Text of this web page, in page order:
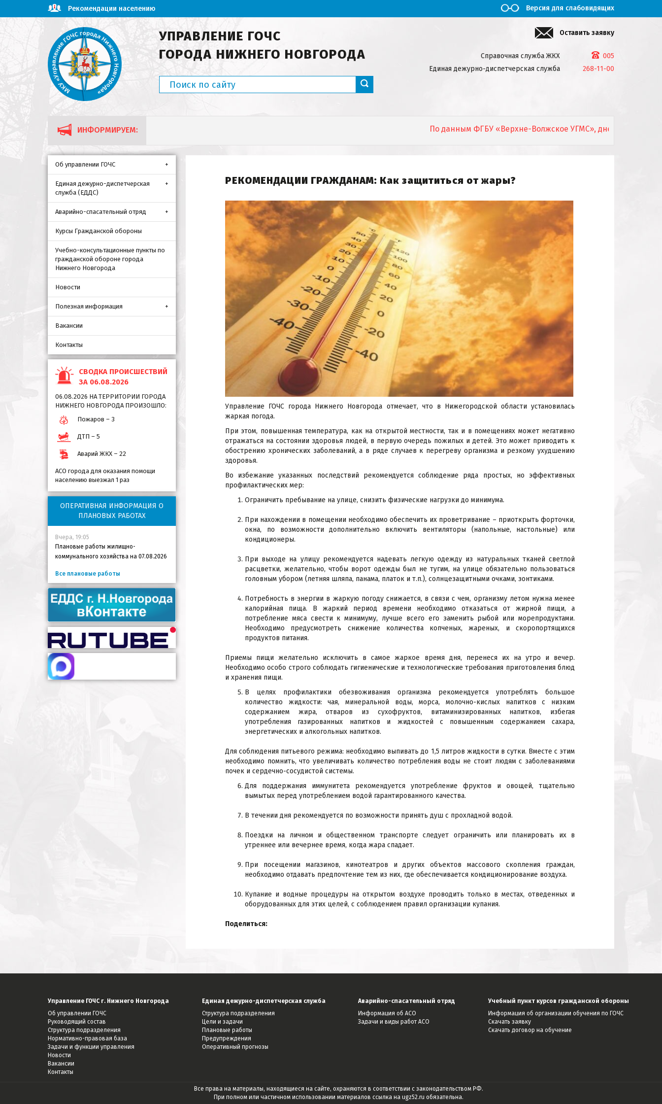
Рекомендации населению Версия для слабовидящих
УПРАВЛЕНИЕ ГОЧС
ГОРОДА НИЖНЕГО НОВГОРОДА
Оставить заявку
Справочная служба ЖКХ
005
Единая дежурно-диспетчерская служба
268-11-00
ИНФОРМИРУЕМ: По данным ФГБУ «Верхне-Волжское УГМС», днем 7 августа
Об управлении ГОЧС
Единая дежурно-диспетчерская
служба (ЕДДС)
Аварийно-спасательный отряд
Курсы Гражданской обороны
Учебно-консультационные пункты по
гражданской обороне города
Нижнего Новгорода
Новости
Полезная информация
Вакансии
Контакты
СВОДКА ПРОИСШЕСТВИЙ
ЗА 06.08.2026
06.08.2026 НА ТЕРРИТОРИИ ГОРОДА
НИЖНЕГО НОВГОРОДА ПРОИЗОШЛО:
Пожаров – 3
ДТП – 5
Аварий ЖКХ – 22
АСО города для оказания помощи
населению выезжал 1 раз
ОПЕРАТИВНАЯ ИНФОРМАЦИЯ О
ПЛАНОВЫХ РАБОТАХ
Вчера, 19:05
Плановые работы жилищно-
коммунального хозяйства на 07.08.2026
Все плановые работы
РЕКОМЕНДАЦИИ ГРАЖДАНАМ: Как защититься от жары?
Управление ГОЧС города Нижнего Новгорода отмечает, что в Нижегородской области установилась
жаркая погода.
При этом, повышенная температура, как на открытой местности, так и в помещениях может негативно
отражаться на состоянии здоровья людей, в первую очередь пожилых и детей. Это может приводить к
обострению хронических заболеваний, а в ряде случаев к перегреву организма и резкому ухудшению
здоровья.
Во избежание указанных последствий рекомендуется соблюдение ряда простых, но эффективных
профилактических мер:
Ограничить пребывание на улице, снизить физические нагрузки до минимума.
При нахождении в помещении необходимо обеспечить их проветривание – приоткрыть форточки,
окна, по возможности дополнительно включить вентиляторы (напольные, настольные) или
кондиционеры.
При выходе на улицу рекомендуется надевать легкую одежду из натуральных тканей светлой
расцветки, желательно, чтобы ворот одежды был не тугим, на улице обязательно пользоваться
головным убором (летняя шляпа, панама, платок и т.п.), солнцезащитными очками, зонтиками.
Потребность в энергии в жаркую погоду снижается, в связи с чем, организму летом нужна менее
калорийная пища. В жаркий период времени необходимо отказаться от жирной пищи, а
потребление мяса свести к минимуму, лучше всего его заменить рыбой или морепродуктами.
Необходимо предусмотреть снижение количества копченых, жареных, и скоропортящихся
продуктов питания.
Приемы пищи желательно исключить в самое жаркое время дня, перенеся их на утро и вечер.
Необходимо особо строго соблюдать гигиенические и технологические требования приготовления блюд
и хранения пищи.
В целях профилактики обезвоживания организма рекомендуется употреблять большое
количество жидкости: чая, минеральной воды, морса, молочно-кислых напитков с низким
содержанием жира, отваров из сухофруктов, витаминизированных напитков, избегая
употребления газированных напитков и жидкостей с повышенным содержанием сахара,
энергетических и алкогольных напитков.
Для соблюдения питьевого режима: необходимо выпивать до 1,5 литров жидкости в сутки. Вместе с этим
необходимо помнить, что увеличивать количество потребления воды не стоит людям с заболеваниями
почек и сердечно-сосудистой системы.
Для поддержания иммунитета рекомендуется употребление фруктов и овощей, тщательно
вымытых перед употреблением водой гарантированного качества.
В течении дня рекомендуется по возможности принять душ с прохладной водой.
Поездки на личном и общественном транспорте следует ограничить или планировать их в
утреннее или вечернее время, когда жара спадает.
При посещении магазинов, кинотеатров и других объектов массового скопления граждан,
необходимо отдавать предпочтение тем из них, где обеспечивается кондиционирование воздуха.
Купание и водные процедуры на открытом воздухе проводить только в местах, отведенных и
оборудованных для этих целей, с соблюдением правил организации купания.
Поделиться:
Управление ГОЧС г. Нижнего Новгорода
Об управлении ГОЧС
Руководящий состав
Структура подразделения
Нормативно-правовая база
Задачи и функции управления
Новости
Вакансии
Контакты
Единая дежурно-диспетчерская служба
Структура подразделения
Цели и задачи
Плановые работы
Предупреждения
Оперативный прогнозы
Аварийно-спасательный отряд
Информация об АСО
Задачи и виды работ АСО
Учебный пункт курсов гражданской обороны
Информация об организации обучения по ГОЧС
Скачать заявку
Скачать договор на обучение
Все права на материалы, находящиеся на сайте, охраняются в соответствии с законодательством РФ.
При полном или частичном использовании материалов ссылка на ugz52.ru обязательна.